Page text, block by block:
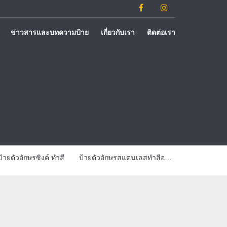
ข่าวสารและบทความป้าย เกี่ยวกับเรา ติดต่อเรา
ายตัวอักษรซิงค์ ทำสี